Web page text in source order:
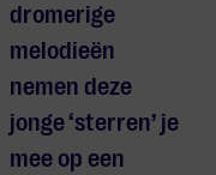
dromerige
melodieën
nemen deze
jonge ‘sterren’ je
mee op een